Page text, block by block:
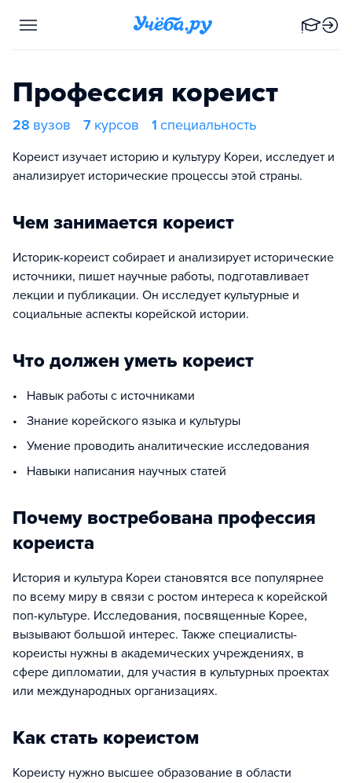
Профессия кореист
28 вузов 7 курсов 1 специальность
Кореист изучает историю и культуру Кореи, исследует и
анализирует исторические процессы этой страны.
Чем занимается кореист
Историк-кореист собирает и анализирует исторические
источники, пишет научные работы, подготавливает
лекции и публикации. Он исследует культурные и
социальные аспекты корейской истории.
Что должен уметь кореист
• Навык работы с источниками
• Знание корейского языка и культуры
• Умение проводить аналитические исследования
• Навыки написания научных статей
Почему востребована профессия
кореиста
История и культура Кореи становятся все популярнее
по всему миру в связи с ростом интереса к корейской
поп-культуре. Исследования, посвященные Корее,
вызывают большой интерес. Также специалисты-
кореисты нужны в академических учреждениях, в
сфере дипломатии, для участия в культурных проектах
или международных организациях.
Как стать кореистом
Кореисту нужно высшее образование в области